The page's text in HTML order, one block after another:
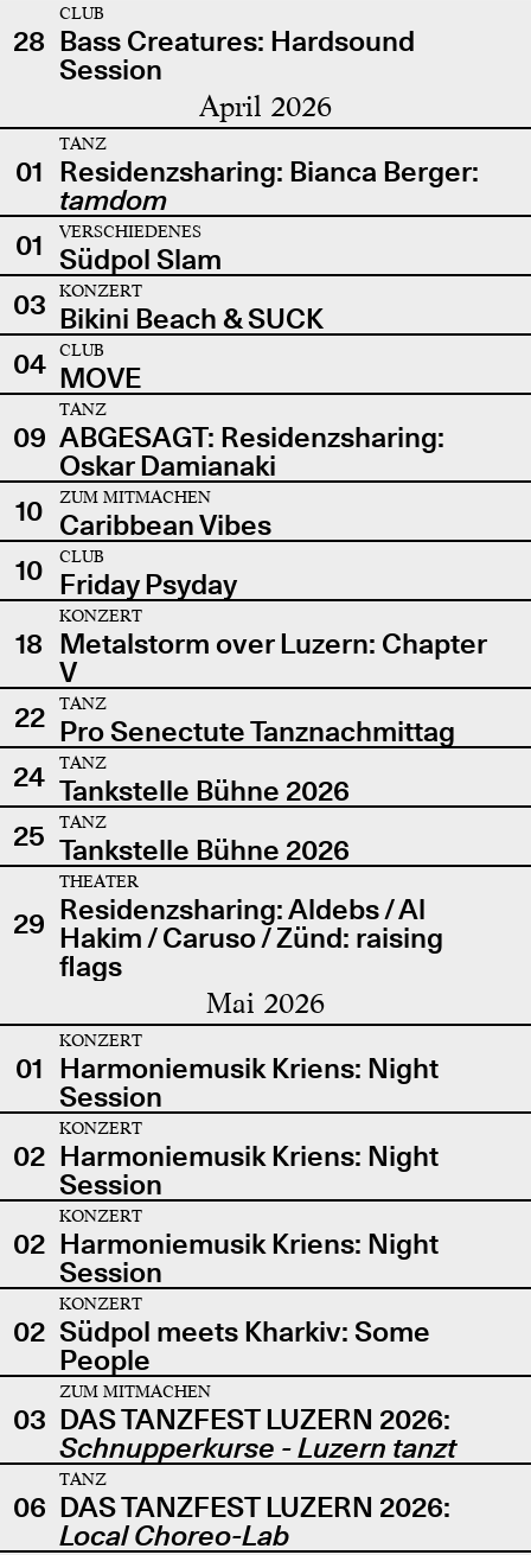
28
CLUB
Bass Creatures: Hardsound
Session
April 2026
01
TANZ
Residenzsharing: Bianca Berger:
tamdom
01
VERSCHIEDENES
Südpol Slam
03
KONZERT
Bikini Beach & SUCK
04
CLUB
MOVE
09
TANZ
ABGESAGT: Residenzsharing:
Oskar Damianaki
10
ZUM MITMACHEN
Caribbean Vibes
10
CLUB
Friday Psyday
18
KONZERT
Metalstorm over Luzern: Chapter
V
22
TANZ
Pro Senectute Tanznachmittag
24
TANZ
Tankstelle Bühne 2026
25
TANZ
Tankstelle Bühne 2026
29
THEATER
Residenzsharing: Aldebs / Al
Hakim / Caruso / Zünd: raising
flags
Mai 2026
01
KONZERT
Harmoniemusik Kriens: Night
Session
02
KONZERT
Harmoniemusik Kriens: Night
Session
02
KONZERT
Harmoniemusik Kriens: Night
Session
02
KONZERT
Südpol meets Kharkiv: Some
People
03
ZUM MITMACHEN
DAS TANZFEST LUZERN 2026:
Schnupperkurse - Luzern tanzt
06
TANZ
DAS TANZFEST LUZERN 2026:
Local Choreo-Lab